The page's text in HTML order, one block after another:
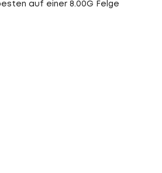
auf einer 8.00G Felge